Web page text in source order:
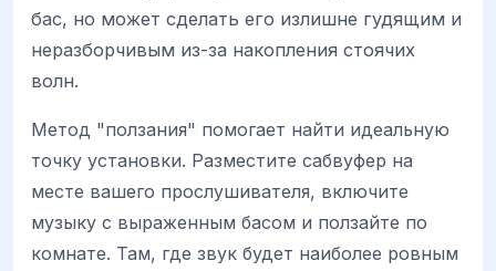
бас, но может сделать его излишне гудящим и
неразборчивым из-за накопления стоячих
волн.
Метод "ползания" помогает найти идеальную
точку установки. Разместите сабвуфер на
месте вашего прослушивателя, включите
музыку с выраженным басом и ползайте по
комнате. Там, где звук будет наиболее ровным